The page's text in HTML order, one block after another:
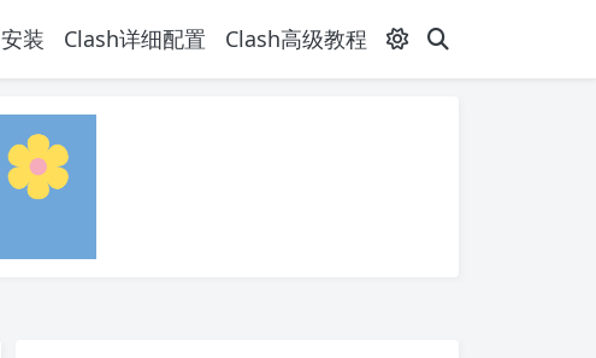
装 Clash详细配置 Clash高级教程